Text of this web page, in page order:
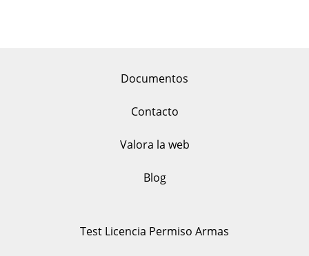
Documentos
Contacto
Valora la web
Blog
Test Licencia Permiso Armas